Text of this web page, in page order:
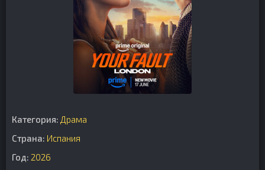
Категория: Драма
Страна: Испания
Год: 2026